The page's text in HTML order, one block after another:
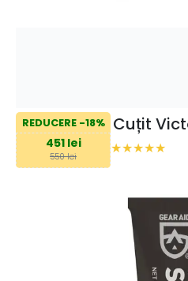
REDUCERE -18%
451 lei
550 lei
Cuțit